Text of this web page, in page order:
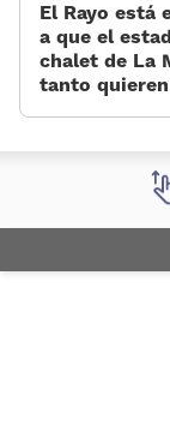
El Rayo está
a que el
chalet de La
tanto quieren